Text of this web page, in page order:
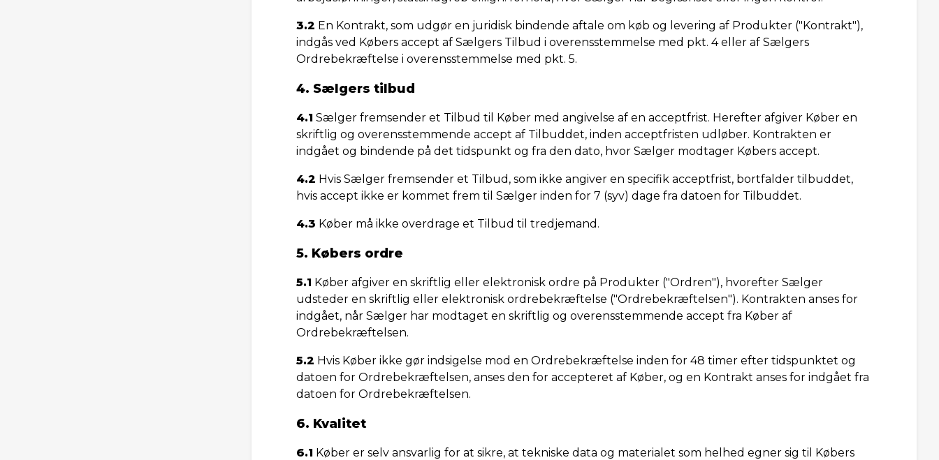
3.2 En Kontrakt, som udgør en juridisk bindende aftale om køb og levering af Produkter ("Kontrakt"),
indgås ved Købers accept af Sælgers Tilbud i overensstemmelse med pkt. 4 eller af Sælgers
Ordrebekræftelse i overensstemmelse med pkt. 5.
4. Sælgers tilbud
4.1 Sælger fremsender et Tilbud til Køber med angivelse af en acceptfrist. Herefter afgiver Køber en
skriftlig og overensstemmende accept af Tilbuddet, inden acceptfristen udløber. Kontrakten er
indgået og bindende på det tidspunkt og fra den dato, hvor Sælger modtager Købers accept.
4.2 Hvis Sælger fremsender et Tilbud, som ikke angiver en specifik acceptfrist, bortfalder tilbuddet,
hvis accept ikke er kommet frem til Sælger inden for 7 (syv) dage fra datoen for Tilbuddet.
4.3 Køber må ikke overdrage et Tilbud til tredjemand.
5. Købers ordre
5.1 Køber afgiver en skriftlig eller elektronisk ordre på Produkter ("Ordren"), hvorefter Sælger
udsteder en skriftlig eller elektronisk ordrebekræftelse ("Ordrebekræftelsen"). Kontrakten anses for
indgået, når Sælger har modtaget en skriftlig og overensstemmende accept fra Køber af
Ordrebekræftelsen.
5.2 Hvis Køber ikke gør indsigelse mod en Ordrebekræftelse inden for 48 timer efter tidspunktet og
datoen for Ordrebekræftelsen, anses den for accepteret af Køber, og en Kontrakt anses for indgået fra
datoen for Ordrebekræftelsen.
6. Kvalitet
6.1 Køber er selv ansvarlig for at sikre, at tekniske data og materialet som helhed egner sig til Købers